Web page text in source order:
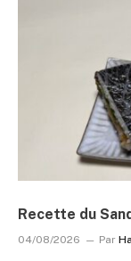
Recette du
04/08/2026 Par